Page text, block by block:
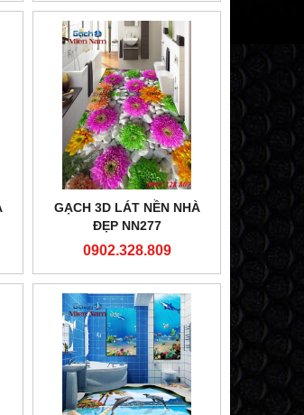
GẠCH 3D LÁT NỀN NHÀ
ĐẸP NN277
0902.328.809